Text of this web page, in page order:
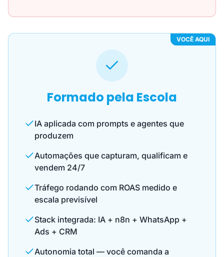
VOCÊ AQUI
Formado pela Escola
IA aplicada com prompts e agentes que
produzem
Automações que capturam, qualificam e
vendem 24/7
Tráfego rodando com ROAS medido e
escala previsível
Stack integrada: IA + n8n + WhatsApp +
Ads + CRM
Autonomia total — você comanda a